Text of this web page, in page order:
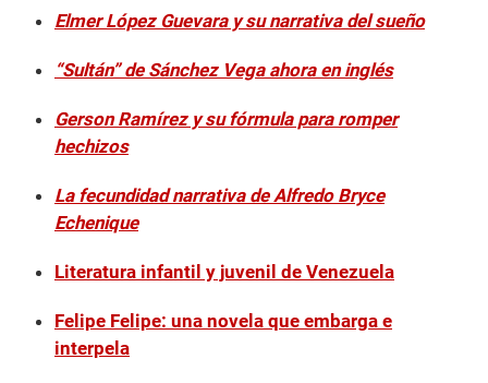
Elmer López Guevara y su narrativa del sueño
“Sultán” de Sánchez Vega ahora en inglés
Gerson Ramírez y su fórmula para romper
hechizos
La fecundidad narrativa de Alfredo Bryce
Echenique
Literatura infantil y juvenil de Venezuela
Felipe Felipe: una novela que embarga e
interpela